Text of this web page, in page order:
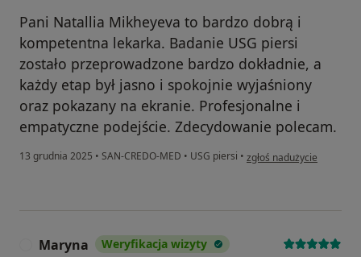
Pani Natallia Mikheyeva to bardzo dobrą i
kompetentna lekarka. Badanie USG piersi
zostało przeprowadzone bardzo dokładnie, a
każdy etap był jasno i spokojnie wyjaśniony
oraz pokazany na ekranie. Profesjonalne i
empatyczne podejście. Zdecydowanie polecam.
13 grudnia 2025 • SAN-CREDO-MED • USG piersi • w opinii użytkownika Alina
zgłoś nadużycie
Maryna Weryfikacja wizyty